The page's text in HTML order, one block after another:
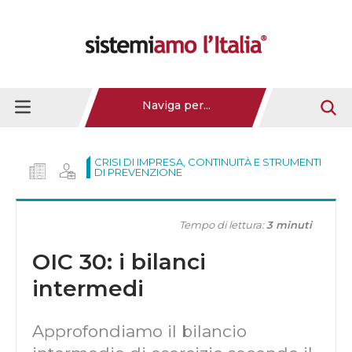
Naviga per...
CRISI DI IMPRESA, CONTINUITÀ E STRUMENTI
DI PREVENZIONE
Tempo di lettura:3 minuti
OIC 30: i bilanci
intermedi
Approfondiamo il bilancio